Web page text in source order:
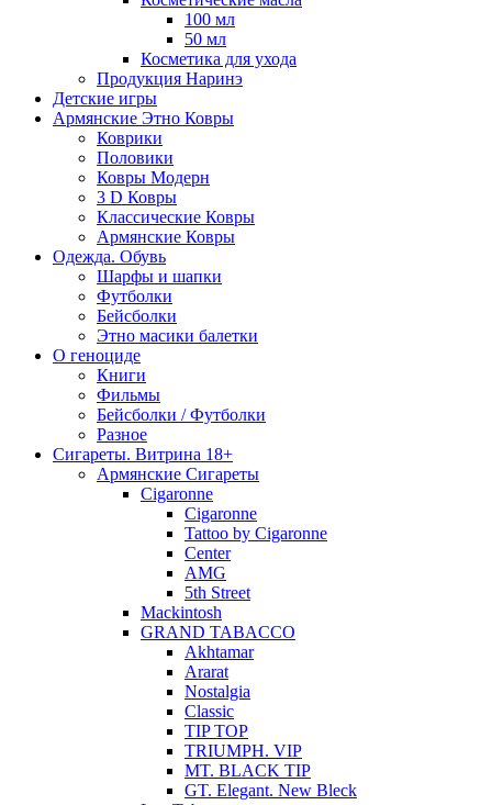
100 мл
50 мл
Косметика для ухода
Продукция Наринэ
Детские игры
Армянские Этно Ковры
Коврики
Половики
Ковры Модерн
3 D Ковры
Классические Ковры
Армянские Ковры
Одежда. Обувь
Шарфы и шапки
Футболки
Бейсболки
Этно масики балетки
О геноциде
Книги
Фильмы
Бейсболки / Футболки
Разное
Сигареты. Витрина 18+
Армянские Сигареты
Cigaronne
Cigaronne
Tattoo by Cigaronne
Center
AMG
5th Street
Mackintosh
GRAND TABACCO
Akhtamar
Ararat
Nostalgia
Classic
TIP TOP
TRIUMPH. VIP
MT. BLACK TIP
GT. Elegant. New Bleck